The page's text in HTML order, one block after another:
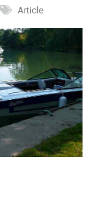
Article